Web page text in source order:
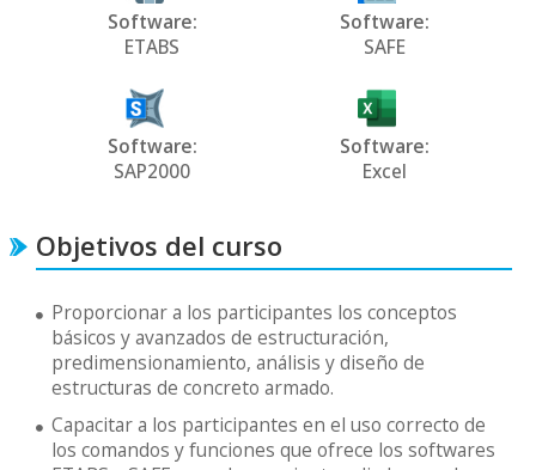
Software:
ETABS
Software:
SAFE
Software:
SAP2000
Software:
Excel
Objetivos del curso
Proporcionar a los participantes los conceptos
básicos y avanzados de estructuración,
predimensionamiento, análisis y diseño de
estructuras de concreto armado.
Capacitar a los participantes en el uso correcto de
los comandos y funciones que ofrece los softwares